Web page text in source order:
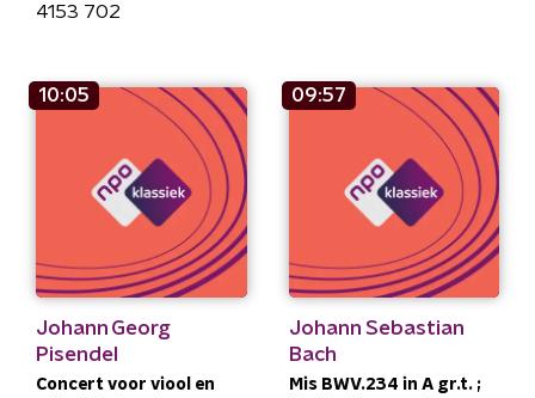
4153 702
10:05
Johann Georg
Pisendel
Concert voor viool en
09:57
Johann Sebastian
Bach
Mis BWV.234 in A gr.t. ;